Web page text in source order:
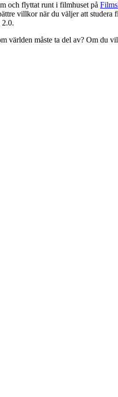
och flyttat runt i filmhuset på
villkor när du väljer att
2.0.
världen måste ta del av? Om du